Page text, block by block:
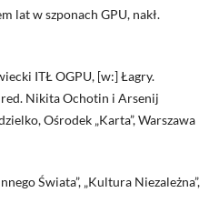
lat w szponach GPU, nakł.
ITŁ OGPU, [w:] Łagry.
Nikita Ochotin i Arsenij
Ośrodek „Karta”, Warszawa
Świata”, „Kultura Niezależna”,